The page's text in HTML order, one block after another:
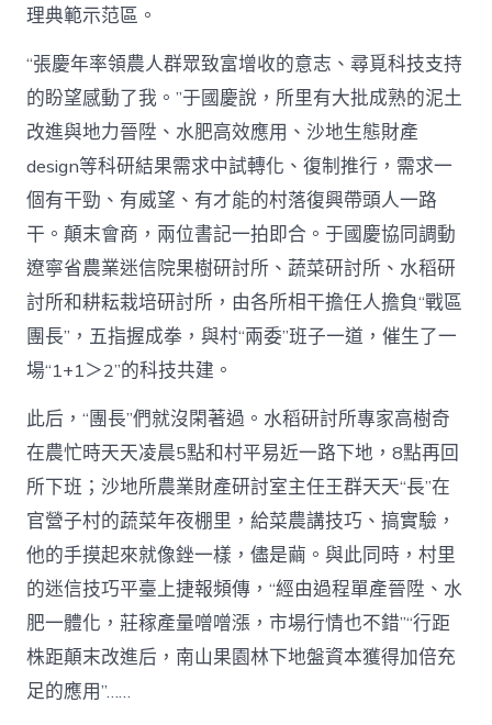
理典範示范區。
“張慶年率領農人群眾致富增收的意志、尋覓科技支持
的盼望感動了我。”于國慶說，所里有大批成熟的泥土
改進與地力晉陞、水肥高效應用、沙地生態財產
design等科研結果需求中試轉化、復制推行，需求一
個有干勁、有威望、有才能的村落復興帶頭人一路
干。顛末會商，兩位書記一拍即合。于國慶協同調動
遼寧省農業迷信院果樹研討所、蔬菜研討所、水稻研
討所和耕耘栽培研討所，由各所相干擔任人擔負“戰區
團長”，五指握成拳，與村“兩委”班子一道，催生了一
場“1+1＞2”的科技共建。
此后，“團長”們就沒閑著過。水稻研討所專家高樹奇
在農忙時天天凌晨5點和村平易近一路下地，8點再回
所下班；沙地所農業財產研討室主任王群天天“長”在
官營子村的蔬菜年夜棚里，給菜農講技巧、搞實驗，
他的手摸起來就像銼一樣，儘是繭。與此同時，村里
的迷信技巧平臺上捷報頻傳，“經由過程單產晉陞、水
肥一體化，莊稼產量噌噌漲，市場行情也不錯”“行距
株距顛末改進后，南山果園林下地盤資本獲得加倍充
足的應用”……